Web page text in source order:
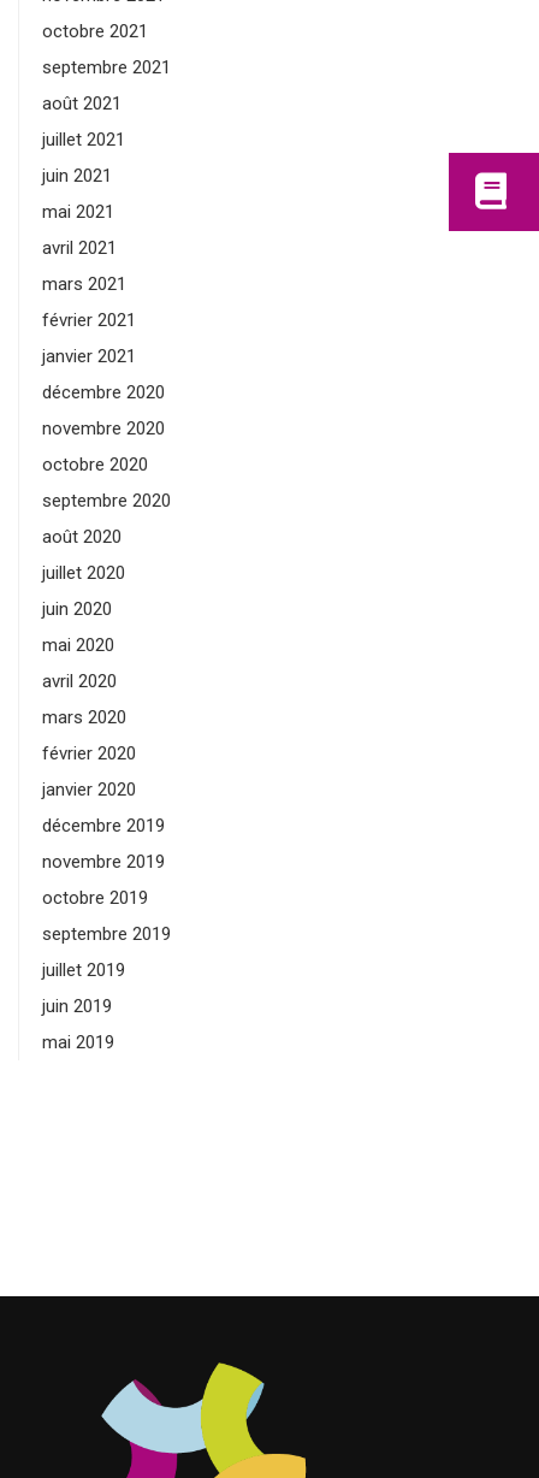
octobre 2021
septembre 2021
août 2021
juillet 2021
juin 2021
mai 2021
avril 2021
mars 2021
février 2021
janvier 2021
décembre 2020
novembre 2020
octobre 2020
septembre 2020
août 2020
juillet 2020
juin 2020
mai 2020
avril 2020
mars 2020
février 2020
janvier 2020
décembre 2019
novembre 2019
octobre 2019
septembre 2019
juillet 2019
juin 2019
mai 2019